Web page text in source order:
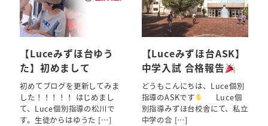
【Luceみずほ台ゆう
た】初めまして
初めてブログを更新してみま
した！！！！！ はじめまし
て、Luce個別指導の松川で
す。生徒からはゆうた […]
【Luceみずほ台ASK】
中学入試 合格報告
どうもこんにちは、Luce個別
指導のASKです
Luce個
別指導みずほ台校舎にて、私立
中学の合 […]